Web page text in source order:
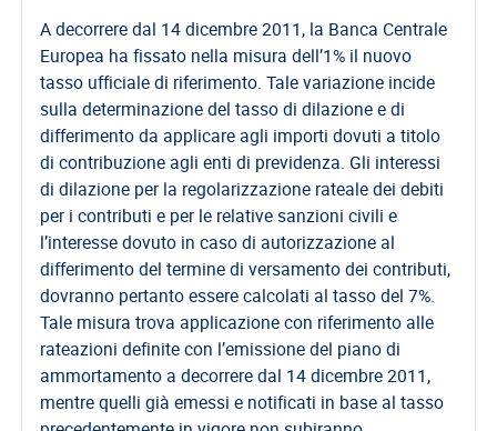
A decorrere dal 14 dicembre 2011, la Banca Centrale
Europea ha fissato nella misura dell’1% il nuovo
tasso ufficiale di riferimento. Tale variazione incide
sulla determinazione del tasso di dilazione e di
differimento da applicare agli importi dovuti a titolo
di contribuzione agli enti di previdenza. Gli interessi
di dilazione per la regolarizzazione rateale dei debiti
per i contributi e per le relative sanzioni civili e
l’interesse dovuto in caso di autorizzazione al
differimento del termine di versamento dei contributi,
dovranno pertanto essere calcolati al tasso del 7%.
Tale misura trova applicazione con riferimento alle
rateazioni definite con l’emissione del piano di
ammortamento a decorrere dal 14 dicembre 2011,
mentre quelli già emessi e notificati in base al tasso